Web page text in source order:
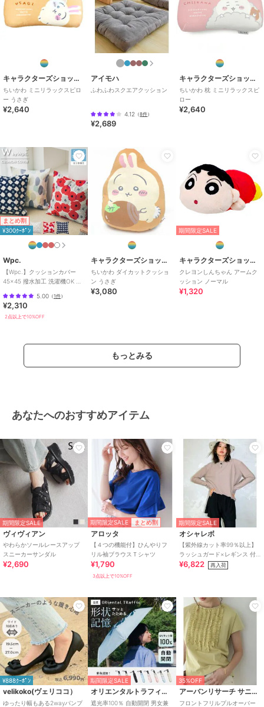
イピロー
1,980
キャラクターズショップ ラフラフ
クロミ ダイカットジェ
ルピロー
1,430
シナモロール ぬいぐる
みクールピロー
¥2,750
キャラクターズショップ ラフラフ
ハローキティ フリル付
きカバー2点セット PK
¥ 5,500
キャラクターズショップ ラフラフ
マイメロディ フリル付
きカバー2点セット PK
5,500
キャラクターズショップ ラフラフ
ちいかわ ミニリラックスピロ
ー うさぎ
¥2,640
アイモハ
ふわふわスクエアクッション
4.12 （8件）
¥2,689
キャラクターズショップ ラフラフ
ちいかわ 枕 ミニリラックスピ
ロー
¥2,640
まとめ割
¥300ｸｰﾎﾟﾝ
Wpc.
【Wpc.】クッションカバー
45×45 撥水加工 洗濯機OK 北
5.00 （1件）
¥2,310
2点以上で10%OFF
キャラクターズショップ ラフラフ
ちいかわ ダイカットクッショ
ン うさぎ
¥3,080
期間限定SALE
キャラクターズショップ ラフラフ
クレヨンしんちゃん アームク
ッション ノーマル
¥1,320
もっとみる
あなたへのおすすめアイテム
期間限定SALE
ヴィヴィアン
やわらかソールレースアップ
スニーカーサンダル
¥2,690
期間限定SALE まとめ割
アロッタ
【４つの機能付】ひんやりフ
リル袖ブラウスＴシャツ
¥1,790
3点以上で10%OFF
期間限定SALE
オシャレボ
【紫外線カット率99％以上】
ラッシュガード×レギンス 付
き タンキニ
¥6,822 再入荷
¥888ｸｰﾎﾟﾝ
velikoko(ヴェリココ）
ゆったり幅もある2wayパンプ
期間限定SALE
オリエンタルトラフィック
遮光率100％ 自動開閉 男女兼
35%OFF
アーバンリサーチ サニーレーベル
フロントフリルプルオーバー